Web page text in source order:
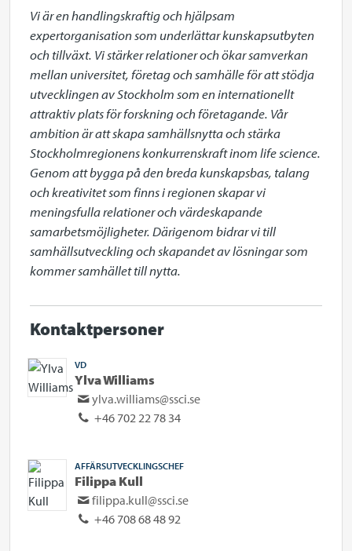
Vi är en handlingskraftig och hjälpsam
expertorganisation som underlättar kunskapsutbyten
och tillväxt. Vi stärker relationer och ökar samverkan
mellan universitet, företag och samhälle för att stödja
utvecklingen av Stockholm som en internationellt
attraktiv plats för forskning och företagande. Vår
ambition är att skapa samhällsnytta och stärka
Stockholmregionens konkurrenskraft inom life science.
Genom att bygga på den breda kunskapsbas, talang
och kreativitet som finns i regionen skapar vi
meningsfulla relationer och värdeskapande
samarbetsmöjligheter. Därigenom bidrar vi till
samhällsutveckling och skapandet av lösningar som
kommer samhället till nytta.
Kontaktpersoner
VD
Ylva Williams
ylva.williams@ssci.se
+46 702 22 78 34
AFFÄRSUTVECKLINGSCHEF
Filippa Kull
filippa.kull@ssci.se
+46 708 68 48 92